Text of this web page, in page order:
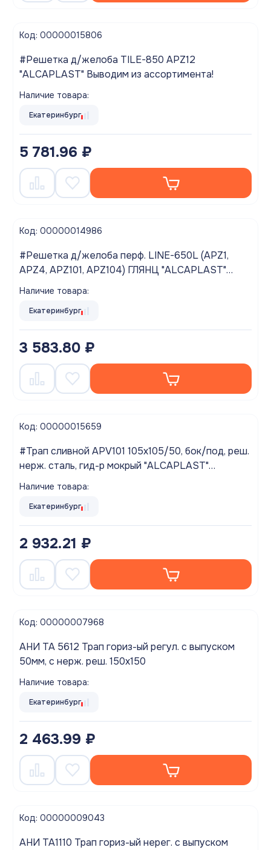
Код: 00000015806
#Решетка д/желоба TILE-850 APZ12
"ALCAPLAST" Выводим из ассортимента!
Наличие товара:
Екатеринбург
5 781.96 ₽
Код: 00000014986
#Решетка д/желоба перф. LINE-650L (APZ1,
APZ4, APZ101, APZ104) ГЛЯНЦ "ALCAPLAST"
Выводим из ассортимента!
Наличие товара:
Екатеринбург
3 583.80 ₽
Код: 00000015659
#Трап сливной APV101 105х105/50, бок/под, реш.
нерж. сталь, гид-р мокрый "ALCAPLAST"
Выводим из ассортимента!
Наличие товара:
Екатеринбург
2 932.21 ₽
Код: 00000007968
АНИ TA 5612 Трап гориз-ый регул. с выпуском
50мм, с нерж. реш. 150х150
Наличие товара:
Екатеринбург
2 463.99 ₽
Код: 00000009043
АНИ TA1110 Трап гориз-ый нерег. с выпуском